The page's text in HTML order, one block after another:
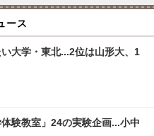
ース
大学・東北...2位は山形大、1
験教室」24の実験企画...小中